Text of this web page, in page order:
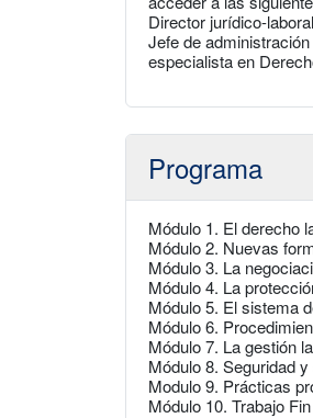
Director jurídico-
Jefe de
especialista en
Programa
Módulo 1. El derecho
Módulo 2. Nuevas
Módulo 3. La
Módulo 4. La
Módulo 5. El sistema
Módulo 6.
Módulo 7. La gestión
Módulo 8. Seguridad
Modulo 9. Prácticas
Módulo 10. Trabajo